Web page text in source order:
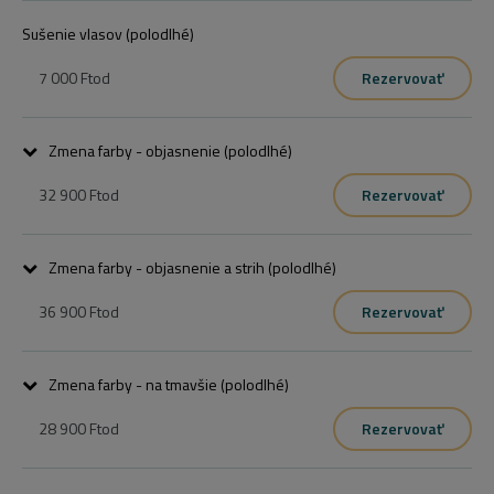
Sušenie vlasov (polodlhé)
7 000 Ftod Rezervovať
Zmena farby - objasnenie (polodlhé)
32 900 Ftod
Rezervovať
festett haj esetén szőkítési folyamattal,felhasznált anyag
mennyiségétől függően
Zmena farby - objasnenie a strih (polodlhé)
36 900 Ftod Rezervovať
Zmena farby - na tmavšie (polodlhé)
28 900 Ftod
Rezervovať
min. 2 árnyalattal sötétbbrefestés/színezés teljes hajon